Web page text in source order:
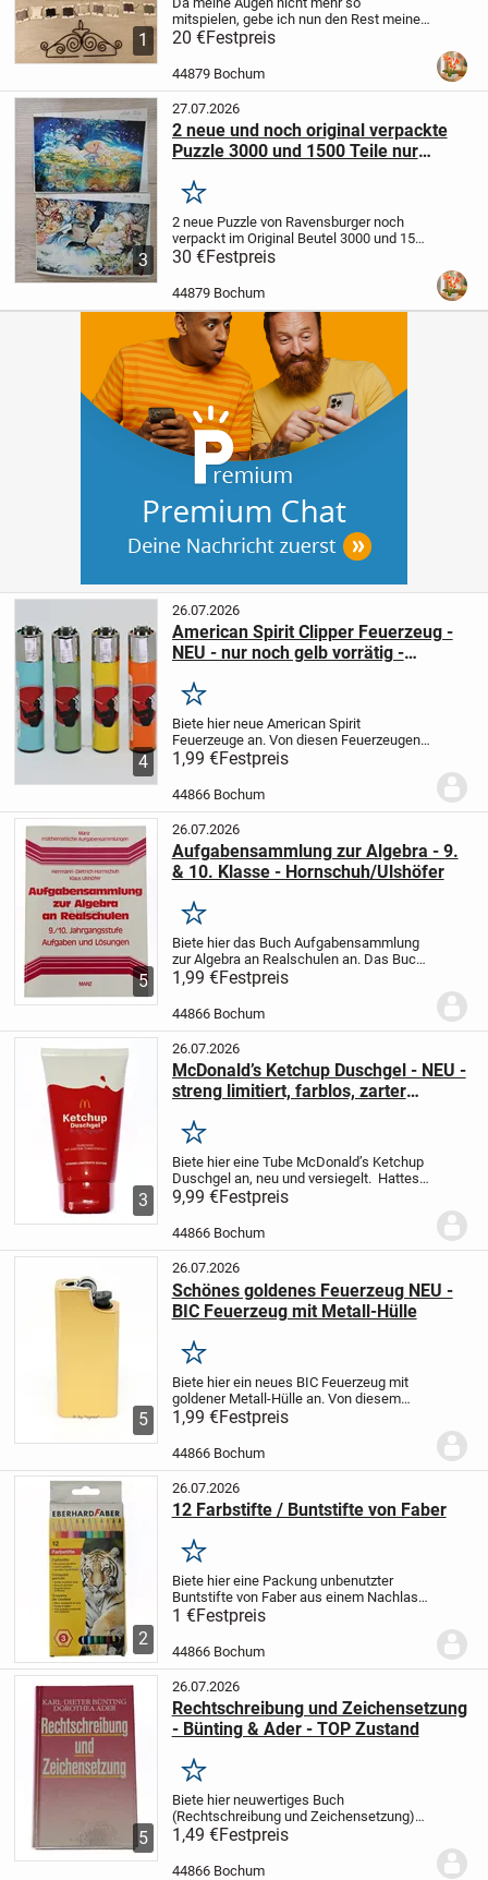
1
mitspielen, gebe ich nun den Rest meines
Stickzubehörs auf. Was da alles bei ist,
entnehmen Sie bitte der beigefügten
Bilder. Der Holzspannring hat alleine
20 €Festpreis
44879 Bochum
3
27.07.2026
2 neue und noch original verpackte
Puzzle 3000 und 1500 Teile nur
Merken
2 neue Puzzle von Ravensburger noch
verpackt im Original Beutel 3000 und 1500
Teile, mit einem ausgedruckten Foto als
Vorlage, da beim Umzug die Kartons leider
kaputt gegangen sind.
30 €Festpreis
44879 Bochum
4
26.07.2026
American Spirit Clipper Feuerzeug -
NEU - nur noch gelb vorrätig -
Merken
Biete hier neue American Spirit
Feuerzeuge an.Von diesen Feuerzeugen
sind mehrere vorhanden, die erworben
werden können.
Zigarettensorten, sind diese Feuerzeuge
1,99 €Festpreis
44866 Bochum
5
26.07.2026
Aufgabensammlung zur Algebra - 9.
& 10. Klasse - Hornschuh/Ulshöfer
Merken
Biete hier das Buch Aufgabensammlung
zur Algebra an Realschulen an. Das Buch
stammt aus meiner Schulzeit und wird
nicht mehr benötigt. Es eignet sich für
Schülerinnen und Schüler der 9. und 10....
1,99 €Festpreis
44866 Bochum
3
26.07.2026
McDonald’s Ketchup Duschgel - NEU -
streng limitiert, farblos, zarter
Merken
Biete hier eine Tube McDonald’s Ketchup
Duschgel an, neu und versiegelt. Hattest
du nicht auch schon mal den Traum in
Ketchup zu baden?
es dir!Lass dich verwöhnen mit dem...
9,99 €Festpreis
44866 Bochum
5
26.07.2026
Schönes goldenes Feuerzeug NEU -
BIC Feuerzeug mit Metall-Hülle
Merken
Biete hier ein neues BIC Feuerzeug mit
goldener Metall-Hülle an. Von diesem
Feuerzeug sind mehrere vorhanden, die
erworben werden können.
Abnahme von 5 Stück werden nur 8,50 €
berechnet....
1,99 €Festpreis
44866 Bochum
2
26.07.2026
12 Farbstifte / Buntstifte von Faber
Merken
Biete hier eine Packung unbenutzter
Buntstifte von Faber aus einem Nachlass
an.Meine Mutter hatte diese für meine
Kinder damals gekauft und im Keller
gelagert.Eigenschaften:
1 €Festpreis
44866 Bochum
5
26.07.2026
Rechtschreibung und Zeichensetzung
- Bünting & Ader - TOP Zustand
Merken
Biete hier neuwertiges Buch
(Rechtschreibung und Zeichensetzung)
an.Das Buch stammt aus einem
Nachlass. Meine Mutter hat es damals
gekauft, um beruflich sicherer
1,49 €Festpreis
44866 Bochum